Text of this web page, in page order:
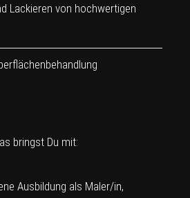
Lackieren von hochwertigen
bringst Du mit:
Ausbildung als Maler/in,